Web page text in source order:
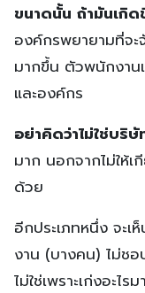
ขนาดนั้น ถ้ามันเกิ
องค์กรพยายามที่จะ
มากขึ้น ตัวพนักงาน
และองค์กร
อย่าคิดว่าไม่ใช่บริษั
มาก นอกจากไม่ให้
ด้วย
อีกประเภทหนึ่ง จะ
งาน (บางคน) ไม่ช
ไม่ใช่เพราะเก่งอะไ